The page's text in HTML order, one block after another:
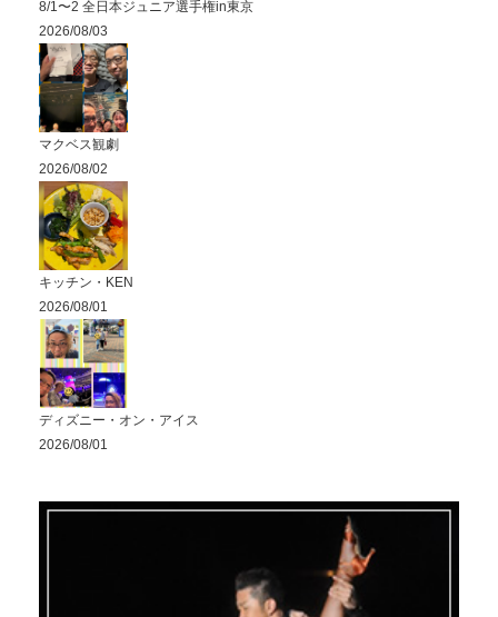
8/1〜2 全日本ジュニア選手権in東京
2026/08/03
マクベス観劇
2026/08/02
キッチン・KEN
2026/08/01
ディズニー・オン・アイス
2026/08/01